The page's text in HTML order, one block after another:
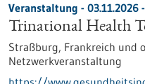
Veranstaltung - 03.11.2026 -
Trinational Health
Straßburg, Frankreich und
Netzwerkveranstaltung